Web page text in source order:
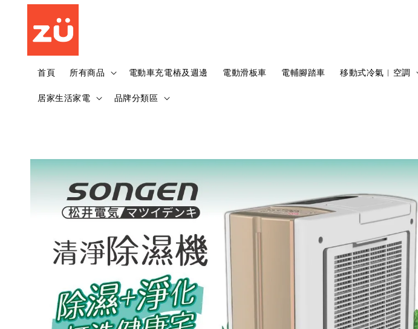
首頁 所有商品 電動車充電樁及週邊 電動滑板車 電輔腳踏車 移動式冷氣︱空調
居家生活家電 品牌分類區